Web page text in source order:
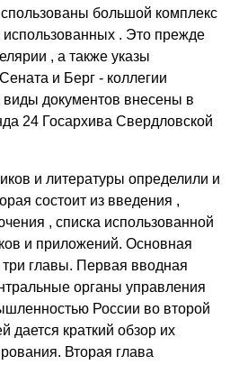
большой комплекс
использованных . Это прежде
, а также указы
и Берг - коллегии
документов внесены в
24 Госархива Свердловской
и литературы определили и
состоит из введения ,
, списка использованной
и приложений. Основная
три главы. Первая вводная
органы управления
России во второй
дается краткий обзор их
Вторая глава